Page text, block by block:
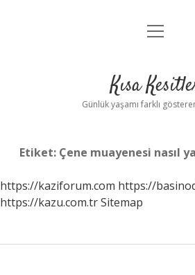
Anasayfa
Yasal Uyarı
menüyü
Kısa
Günlük yaşamı farklı
Etiket: Çene muayenesi nasıl
https://kaziforum.com https://
https://kazu.com.trSitemap